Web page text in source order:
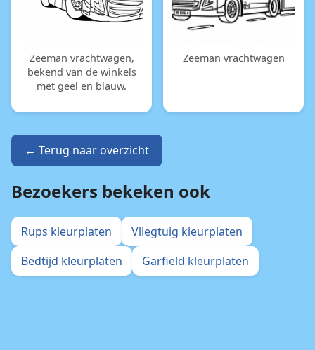
Zeeman vrachtwagen,
bekend van de winkels
met geel en blauw.
Zeeman vrachtwagen
← Terug naar overzicht
Bezoekers bekeken ook
Rups kleurplaten
Vliegtuig kleurplaten
Bedtijd kleurplaten
Garfield kleurplaten